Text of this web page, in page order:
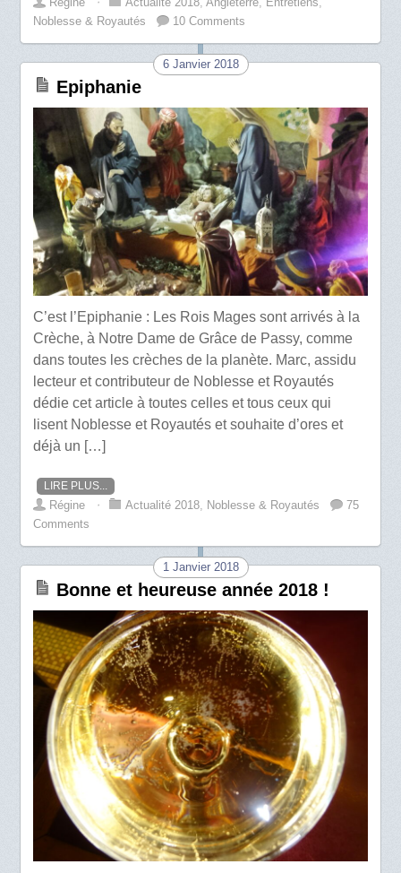
Noblesse & Royautés
10 Comments
6 Janvier 2018
Epiphanie
C’est l’Epiphanie : Les Rois Mages sont arrivés à la
Crèche, à Notre Dame de Grâce de Passy, comme
dans toutes les crèches de la planète. Marc, assidu
lecteur et contributeur de Noblesse et Royautés
dédie cet article à toutes celles et tous ceux qui
lisent Noblesse et Royautés et souhaite d’ores et
déjà un […]
LIRE PLUS...
Régine ⋅ Actualité 2018, Noblesse & Royautés
75
Comments
1 Janvier 2018
Bonne et heureuse année 2018 !